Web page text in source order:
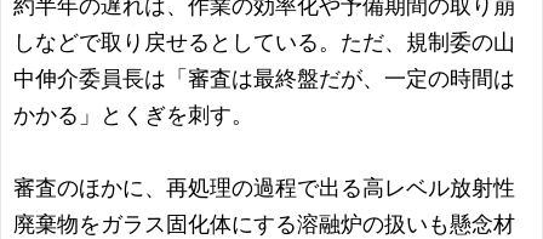
約半年の遅れは、作業の効率化や予備期間の取り崩
しなどで取り戻せるとしている。ただ、規制委の山
中伸介委員長は「審査は最終盤だが、一定の時間は
かかる」とくぎを刺す。
審査のほかに、再処理の過程で出る高レベル放射性
廃棄物をガラス固化体にする溶融炉の扱いも懸念材